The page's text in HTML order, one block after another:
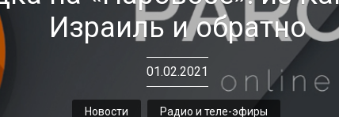
Израиль и обратно
01.02.2021
Новости Радио и теле-эфиры